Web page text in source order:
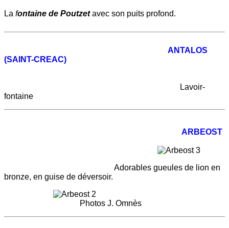
La fontaine de Poutzetavec son puits profond.
ANTALOS
(SAINT-CREAC)
Lavoir-
fontaine
ARBEOST
Adorables gueules de lion en
bronze, en guise de déversoir.
Photos J. Omnès